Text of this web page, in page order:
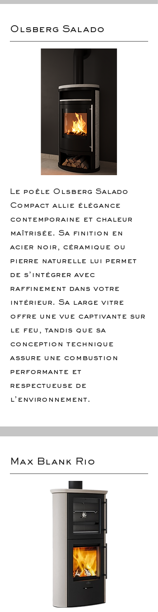
Olsberg Salado
Le poêle Olsberg Salado
Compact allie élégance
contemporaine et chaleur
maîtrisée. Sa finition en
acier noir, céramique ou
pierre naturelle lui permet
de s’intégrer avec
raffinement dans votre
intérieur. Sa large vitre
offre une vue captivante sur
le feu, tandis que sa
conception technique
assure une combustion
performante et
respectueuse de
l’environnement.
Max Blank Rio